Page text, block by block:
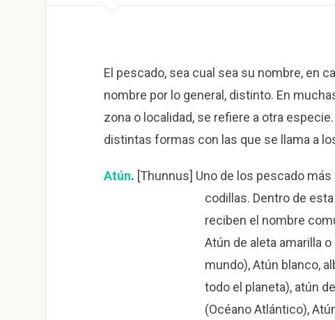
El pescado, sea cual sea su nombre, en
nombre por lo general, distinto. En
zona o localidad, se refiere a otra
distintas formas con las que se llama a
Atún. [Thunnus] Uno de los pescado
codillas. Dentro de
reciben el nombre
Atún de aleta amarilla
mundo), Atún blanco,
todo el planeta), atún
(Océano Atlántico),